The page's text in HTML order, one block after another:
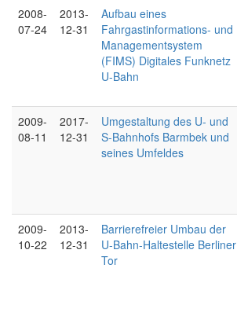
2008-
07-24
2013-
12-31
Aufbau eines
Fahrgastinformations- und
Managementsystem
(FIMS) Digitales Funknetz
U-Bahn
2009-
08-11
2017-
12-31
Umgestaltung des U- und
S-Bahnhofs Barmbek und
seines Umfeldes
2009-
10-22
2013-
12-31
Barrierefreier Umbau der
U-Bahn-Haltestelle Berliner
Tor